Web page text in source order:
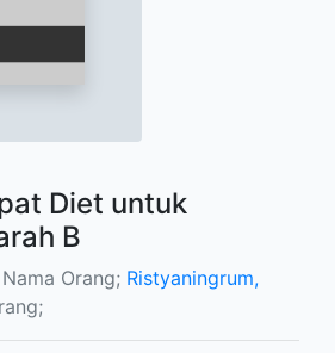
Diet untuk
B
Orang; Ristyaningrum,